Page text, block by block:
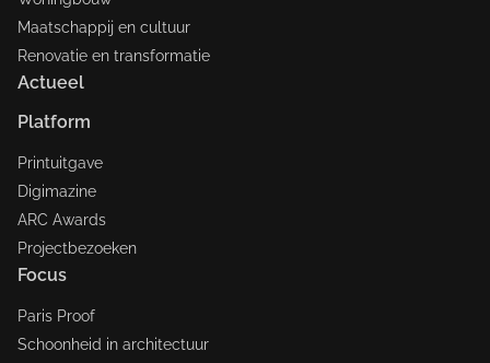
Maatschappij en cultuur
Renovatie en transformatie
Actueel
Platform
Printuitgave
Digimazine
ARC Awards
Projectbezoeken
Focus
Paris Proof
Schoonheid in architectuur